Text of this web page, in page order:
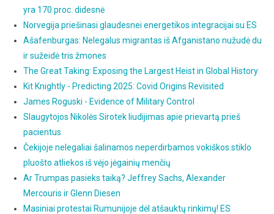
yra 170 proc. didesnė
Norvegija priešinasi glaudesnei energetikos integracijai su ES
Ašafenburgas: Nelegalus migrantas iš Afganistano nužudė du
ir sužeidė tris žmones
The Great Taking: Exposing the Largest Heist in Global History
Kit Knightly - Predicting 2025: Covid Origins Revisited
James Roguski - Evidence of Military Control
Slaugytojos Nikolės Sirotek liudijimas apie prievartą prieš
pacientus
Čekijoje nelegaliai šalinamos neperdirbamos vokiškos stiklo
pluošto atliekos iš vėjo jėgainių menčių
Ar Trumpas pasieks taiką? Jeffrey Sachs, Alexander
Mercouris ir Glenn Diesen
Masiniai protestai Rumunijoje dėl atšauktų rinkimų! ES